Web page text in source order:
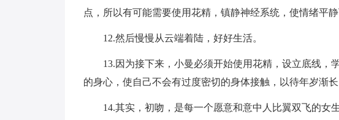
点，所以有可能需要使用花精，镇静神经系统，使情绪平静
12.然后慢慢从云端着陆，好好生活。
13.因为接下来，小曼必须开始使用花精，设立底线，
的身心，使自己不会有过度密切的身体接触，以待年岁渐长
14.其实，初吻，是每一个愿意和意中人比翼双飞的女